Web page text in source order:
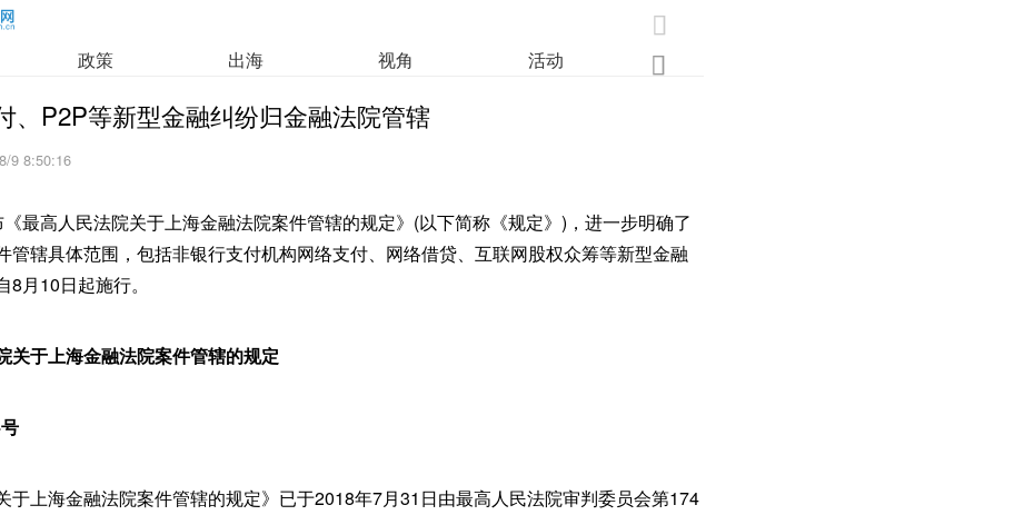

政策 出海 视角 活动 
、P2P等新型金融纠纷归金融法院管辖
9 8:50:16
最高人民法院关于上海金融法院案件管辖的规定》(以下简称《规定》)，进一步明确了
管辖具体范围，包括非银行支付机构网络支付、网络借贷、互联网股权众筹等新型金融
月10日起施行。
关于上海金融法院案件管辖的规定
于上海金融法院案件管辖的规定》已于2018年7月31日由最高人民法院审判委员会第174